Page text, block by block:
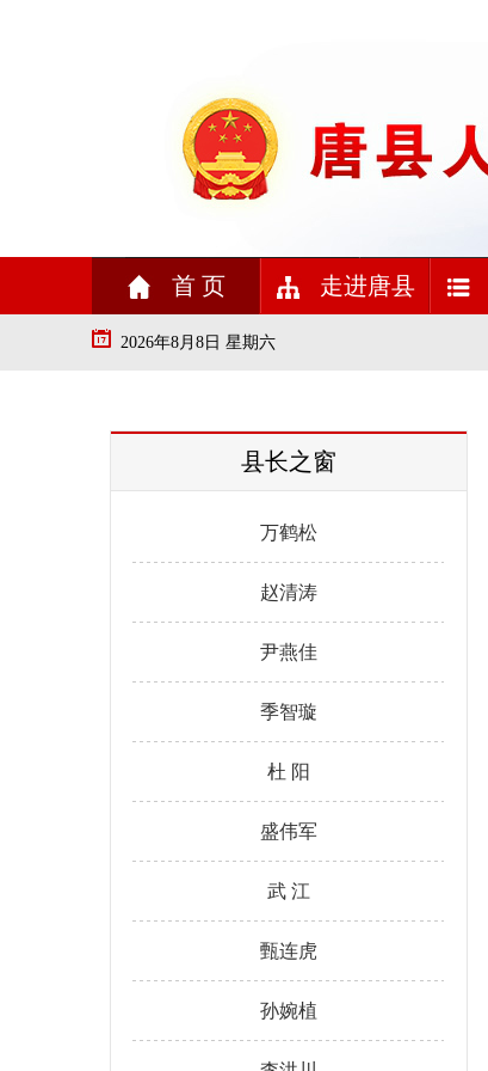
首 页 走进唐县
2026年8月8日 星期六
县长之窗
万鹤松
赵清涛
尹燕佳
季智璇
杜 阳
盛伟军
武 江
甄连虎
孙婉植